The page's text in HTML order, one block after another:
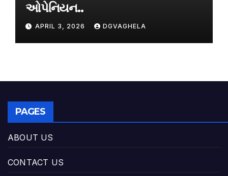
ઓપેનિયન..
APRIL 3, 2026 DGVAGHELA
PAGES
ABOUT US
CONTACT US